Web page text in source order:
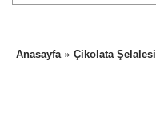
Anasayfa» Çikolata Şelalesi